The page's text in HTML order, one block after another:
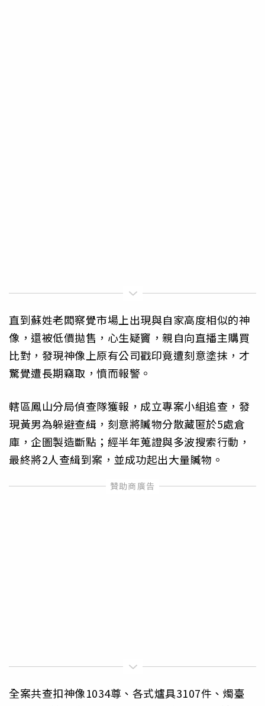
直到蘇姓老闆察覺市場上出現與自家高度相似的神
像，還被低價拋售，心生疑竇，親自向直播主購買
比對，發現神像上原有公司戳印竟遭刻意塗抹，才
驚覺遭長期竊取，憤而報警。
轄區鳳山分局偵查隊獲報，成立專案小組追查，發
現黃男為躲避查緝，刻意將贓物分散藏匿於5處倉
庫，企圖製造斷點；經半年蒐證與多波搜索行動，
最終將2人查緝到案，並成功起出大量贓物。
全案共查扣神像1034尊、各式爐具3107件、燭臺